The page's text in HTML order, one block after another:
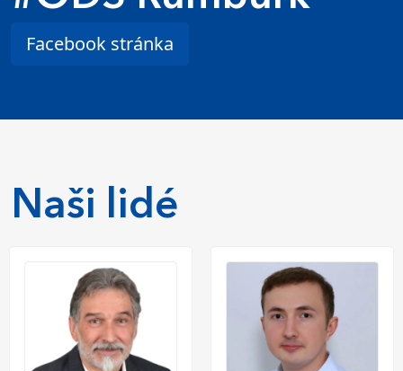
Facebook stránka
Naši lidé